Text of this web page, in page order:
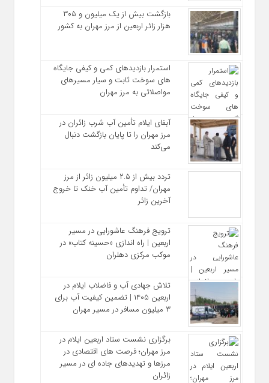
بازگشت بیش از یک میلیون و ۳۰۵
هزار زائر اربعین از مرز مهران به کشور
استمرار بازدیدهای کمی و کیفی جایگاه‌
های سوخت ثابت و سیار مسیرهای
مواصلاتی به مرز مهران
آبفای ایلام تأمین آب شرب زائران در
مرز مهران را تا پایان بازگشت دنبال
می‌کند
تردد بیش از ۲.۵ میلیون زائر از مرز
مهران/ تداوم تأمین آب خنک تا خروج
آخرین زائر
ترویج فرهنگ عاشورایی در مسیر
اربعین | راه‌ اندازی «حسینه کتاب» در
موکب مرکزی دهلران
تلاش جهادی آب و فاضلاب ایلام در
اربعین ۱۴۰۵ | تضمین کیفیت آب برای
۳ میلیون مسافر در مسیر مهران
برگزاری نشست ستاد اربعین ایلام در
مرز مهران؛ فرصت‌ های اقتصادی در
مرزها و تهدیدهای جاده‌ ای در مسیر
زائران